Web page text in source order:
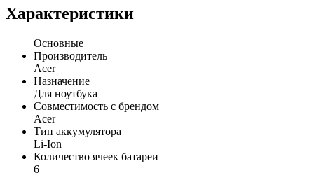
Характеристики
Основные
Производитель
Acer
Назначение
Для ноутбука
Совместимость с брендом
Acer
Тип аккумулятора
Li-Ion
Количество ячеек батареи
6